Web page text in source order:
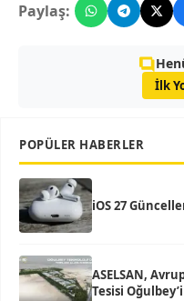
Paylaş:
İlk
POPÜLER HABERLER
iOS 27
ASELSAN,
Tesisi